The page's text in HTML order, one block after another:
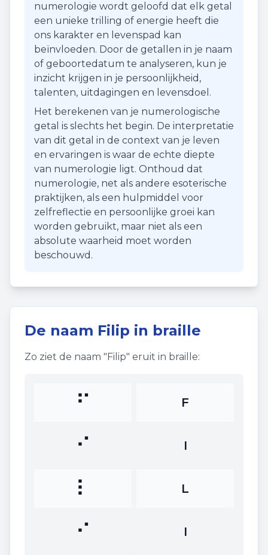
numerologie wordt geloofd dat elk getal
een unieke trilling of energie heeft die
ons karakter en levenspad kan
beïnvloeden. Door de getallen in je naam
of geboortedatum te analyseren, kun je
inzicht krijgen in je persoonlijkheid,
talenten, uitdagingen en levensdoel.
Het berekenen van je numerologische
getal is slechts het begin. De interpretatie
van dit getal in de context van je leven
en ervaringen is waar de echte diepte
van numerologie ligt. Onthoud dat
numerologie, net als andere esoterische
praktijken, als een hulpmiddel voor
zelfreflectie en persoonlijke groei kan
worden gebruikt, maar niet als een
absolute waarheid moet worden
beschouwd.
De naam Filip in braille
Zo ziet de naam "Filip" eruit in braille:
⠋ F
⠊ I
⠇ L
⠊ I